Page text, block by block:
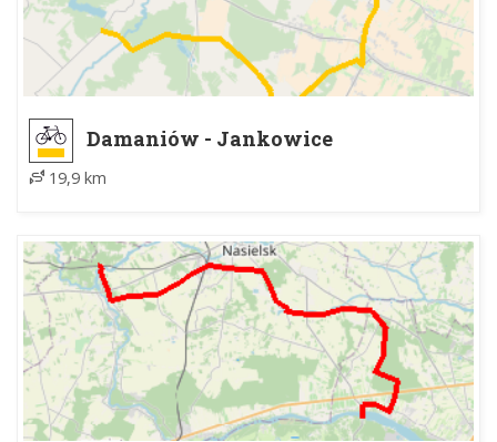
Damaniów - Jankowice
19,9 km